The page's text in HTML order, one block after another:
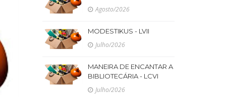
Agosto/2026
MODESTIKUS - LVII
Julho/2026
MANEIRA DE ENCANTAR A
BIBLIOTECÁRIA - LCVI
Julho/2026